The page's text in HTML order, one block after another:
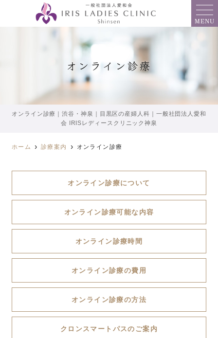
MENU
オンライン診療
オンライン診療｜渋谷・神泉｜目黒区の産婦人科｜一般社団法人愛和
会 IRISレディースクリニック神泉
ホーム 診療案内 オンライン診療
オンライン診療について
オンライン診療可能な内容
オンライン診療時間
オンライン診療の費用
オンライン診療の方法
クロンスマートパスのご案内